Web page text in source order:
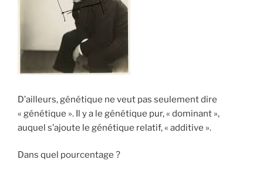
D’ailleurs, génétique ne veut pas seulement dire
« génétique ». Il y a le génétique pur, « dominant »,
auquel s’ajoute le génétique relatif, « additive ».
Dans quel pourcentage ?